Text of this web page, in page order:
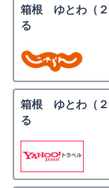
箱根 ゆとわ（２
る
箱根 ゆとわ（２
る